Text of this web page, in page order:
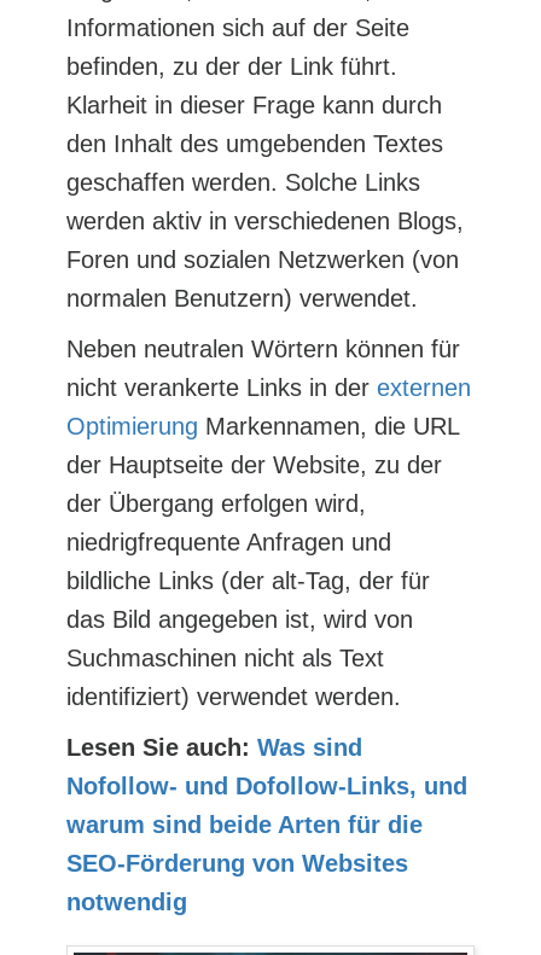
Informationen sich auf der Seite
befinden, zu der der Link führt.
Klarheit in dieser Frage kann durch
den Inhalt des umgebenden Textes
geschaffen werden. Solche Links
werden aktiv in verschiedenen Blogs,
Foren und sozialen Netzwerken (von
normalen Benutzern) verwendet.
Neben neutralen Wörtern können für
nicht verankerte Links in der externen
Optimierung Markennamen, die URL
der Hauptseite der Website, zu der
der Übergang erfolgen wird,
niedrigfrequente Anfragen und
bildliche Links (der alt-Tag, der für
das Bild angegeben ist, wird von
Suchmaschinen nicht als Text
identifiziert) verwendet werden.
Lesen Sie auch: Was sind
Nofollow- und Dofollow-Links, und
warum sind beide Arten für die
SEO-Förderung von Websites
notwendig